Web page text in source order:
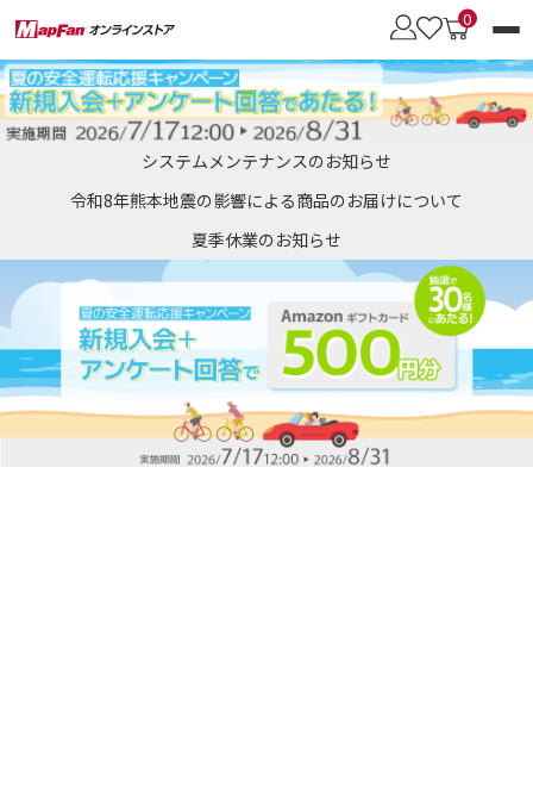
システムメンテナンスのお知らせ
令和8年熊本地震の影響による商品のお届けについて
夏季休業のお知らせ
0
カーナビブランド
商品を探す
［パイオニア］向け
［ケンウッド］向け
・通信モジュール
・UIMカード
・車載用Wi-Fiルーター
・更新用UIMカード
会員メニュー
地図更新のメリット
おトク地図更新サービス